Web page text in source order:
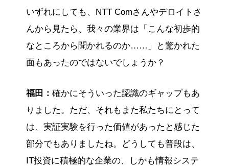
いずれにしても、NTT Comさんやデロイトさ
んから見たら、我々の業界は「こんな初歩的
なところから聞かれるのか……」と驚かれた
面もあったのではないでしょうか？
福田： 確かにそういった認識のギャップもあ
りました。ただ、それもまた私たちにとって
は、実証実験を行った価値があったと感じた
部分でもありましたね。どうしても普段は、
IT投資に積極的な企業の、しかも情報システ